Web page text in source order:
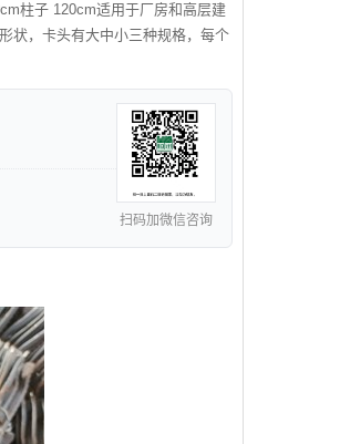
柱子 120cm适用于厂房和高层建
状，卡头有大中小三种规格，每个
扫码加微信咨询